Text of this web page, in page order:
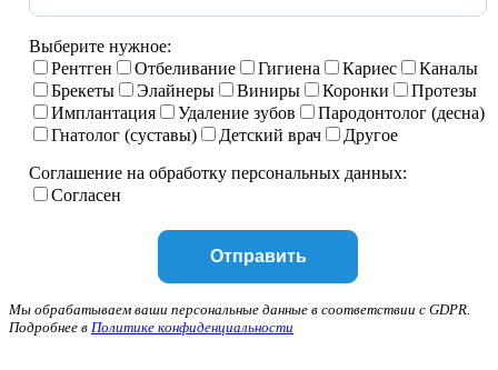
Выберите нужное:
Рентген
Отбеливание Гигиена Кариес
Каналы
Брекеты
Элайнеры Виниры Коронки
Протезы
Имплантация
Удаление зубов
Пародонтолог (десна)
Гнатолог (суставы)
Детский врач
Другое
Соглашение на обработку персональных данных:
Согласен
Мы обрабатываем ваши персональные данные в соответствии с GDPR.
Подробнее в Политике конфиденциальности